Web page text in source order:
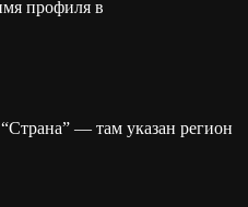
профиля в
— там указан регион